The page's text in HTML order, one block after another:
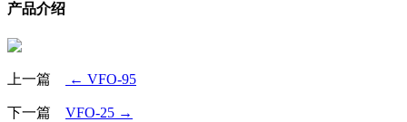
产品介绍
上一篇 ← VFO-95
下一篇 VFO-25 →